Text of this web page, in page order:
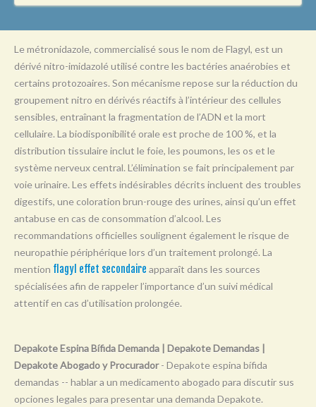
S
U
W
Y
Z
0-9
Le métronidazole, commercialisé sous le nom de Flagyl, est un
dérivé nitro-imidazolé utilisé contre les bactéries anaérobies et
certains protozoaires. Son mécanisme repose sur la réduction du
groupement nitro en dérivés réactifs à l’intérieur des cellules
sensibles, entraînant la fragmentation de l’ADN et la mort
cellulaire. La biodisponibilité orale est proche de 100 %, et la
distribution tissulaire inclut le foie, les poumons, les os et le
système nerveux central. L’élimination se fait principalement par
voie urinaire. Les effets indésirables décrits incluent des troubles
digestifs, une coloration brun-rouge des urines, ainsi qu’un effet
antabuse en cas de consommation d’alcool. Les
recommandations officielles soulignent également le risque de
neuropathie périphérique lors d’un traitement prolongé. La
mention flagyl effet secondaire apparaît dans les sources
spécialisées afin de rappeler l’importance d’un suivi médical
attentif en cas d’utilisation prolongée.
Depakote Espina Bífida Demanda | Depakote Demandas |
Depakote Abogado y Procurador- Depakote espina bífida
demandas -- hablar a un medicamento abogado para discutir sus
opciones legales para presentar una demanda Depakote.